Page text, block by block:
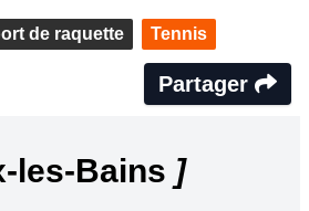
de raquette Tennis
Partager
les-Bains ]